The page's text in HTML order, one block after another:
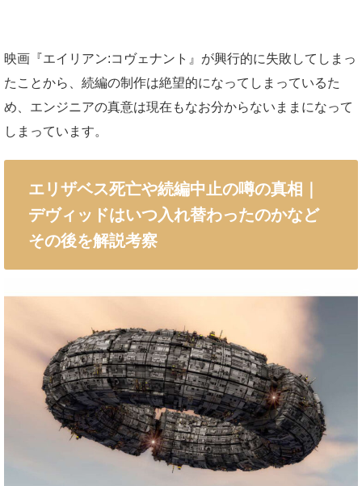
映画『エイリアン:コヴェナント』が興行的に失敗してしまっ
たことから、続編の制作は絶望的になってしまっているた
め、エンジニアの真意は現在もなお分からないままになって
しまっています。
エリザベス死亡や続編中止の噂の真相｜
デヴィッドはいつ入れ替わったのかなど
その後を解説考察